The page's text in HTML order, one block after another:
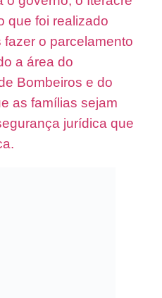
que foi realizado
fazer o parcelamento
a área do
Bombeiros e do
as famílias sejam
jurídica que